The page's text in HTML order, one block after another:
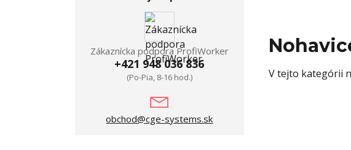
V tejto kategórii
Zákaznícka podpora ProfiWorker
+421 948 036 836
(Po-Pia, 8-16 hod.)
obchod@cge-systems.sk